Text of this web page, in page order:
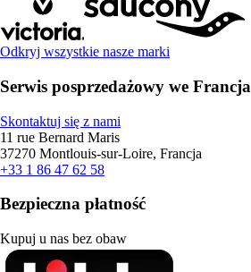
Odkryj wszystkie nasze marki
Serwis posprzedażowy we Francja
Skontaktuj się z nami
11 rue Bernard Maris
37270 Montlouis-sur-Loire, Francja
+33 1 86 47 62 58
Bezpieczna płatność
Kupuj u nas bez obaw